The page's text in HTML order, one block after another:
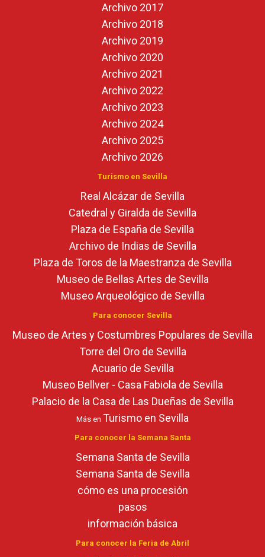
Archivo 2017
Archivo 2018
Archivo 2019
Archivo 2020
Archivo 2021
Archivo 2022
Archivo 2023
Archivo 2024
Archivo 2025
Archivo 2026
Turismo en Sevilla
Real Alcázar de Sevilla
Catedral y Giralda de Sevilla
Plaza de España de Sevilla
Archivo de Indias de Sevilla
Plaza de Toros de la Maestranza de Sevilla
Museo de Bellas Artes de Sevilla
Museo Arqueológico de Sevilla
Para conocer Sevilla
Museo de Artes y Costumbres Populares de Sevilla
Torre del Oro de Sevilla
Acuario de Sevilla
Museo Bellver - Casa Fabiola de Sevilla
Palacio de la Casa de Las Dueñas de Sevilla
Más en Turismo en Sevilla
Para conocer la Semana Santa
Semana Santa de Sevilla
Semana Santa de Sevilla
cómo es una procesión
pasos
información básica
Para conocer la Feria de Abril